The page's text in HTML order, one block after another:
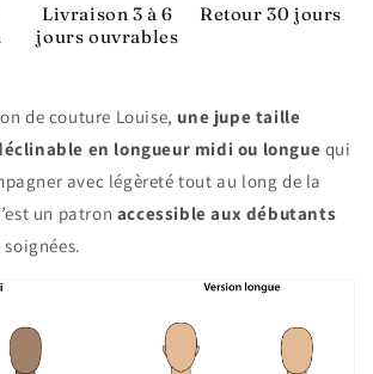
Livraison 3 à 6
jours ouvrables
Retour 30 jours
de couture Louise, une jupe taille
en longueur midi ou longue qui
avec légèreté tout au long de la
un patron accessible aux débutants